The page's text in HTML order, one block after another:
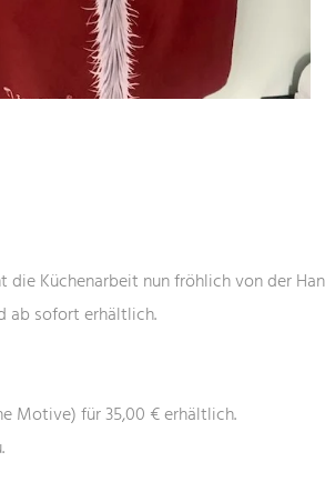
die Küchenarbeit nun fröhlich von der
ab sofort erhältlich.
Motive) für 35,00 € erhältlich.
15